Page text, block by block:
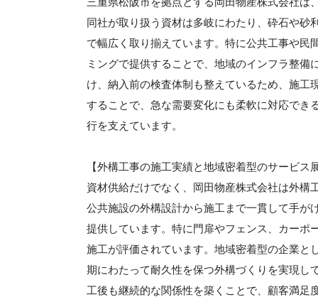
同社が取り扱う資材は多岐にわたり、砕石や砂
で幅広く取り揃えています。特に公共工事や民
ミングで提供することで、地域のインフラ整
け、納入前の検査体制も整えているため、施工
することで、急な需要変化にも柔軟に対応でき
行を支えています。
【外構工事の施工実績と地域密着型のサービス
資材供給だけでなく、岡田物産株式会社は外構
公共施設の外構設計から施工まで一貫して手が
提供しています。特に門扉やフェンス、カーポ
施工が評価されています。地域密着型の企業と
期にわたって耐久性を保つ外構づくりを実現し
工後も継続的な関係性を築くことで、顧客満足